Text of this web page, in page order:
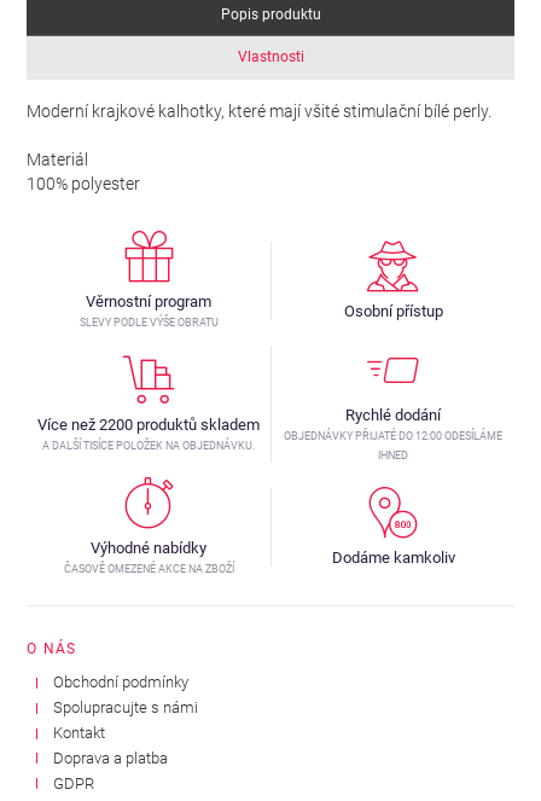
Popis produktu
Vlastnosti
Moderní krajkové kalhotky, které mají všité stimulační bílé perly.
Materiál
100% polyester
Věrnostní program
SLEVY PODLE VÝŠE OBRATU
Osobní přístup
Více než 2200 produktů skladem
A DALŠÍ TISÍCE POLOŽEK NA OBJEDNÁVKU.
Rychlé dodání
OBJEDNÁVKY PŘIJATÉ DO 12:00 ODESÍLÁME
IHNED
Výhodné nabídky
ČASOVĚ OMEZENÉ AKCE NA ZBOŽÍ
Dodáme kamkoliv
O NÁS
Obchodní podmínky
Spolupracujte s námi
Kontakt
Doprava a platba
GDPR